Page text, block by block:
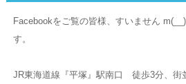
Facebookをご覧の皆様、すいません
す。
JR東海道線『平塚』駅南口 徒歩3分、街